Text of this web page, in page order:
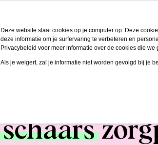
Deze website slaat cookies op je computer op. Deze
deze informatie om je surfervaring te verbeteren en
Privacybeleid voor meer informatie over de cookies die we
Als je weigert, zal je informatie niet worden gevolgd bij je
schaars